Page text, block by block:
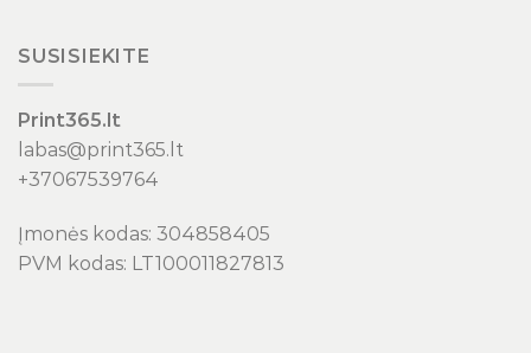
SUSISIEKITE
Print365.lt
labas@print365.lt
+37067539764
Įmonės kodas: 304858405
PVM kodas: LT100011827813